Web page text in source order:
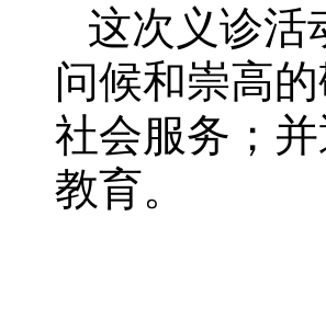
这次义诊活
问候和崇高
社会服务；
教育。